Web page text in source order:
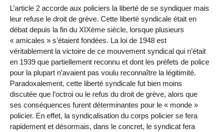
L’article 2 accorde aux policiers la liberté de se syndiquer mais
leur refuse le droit de grève. Cette liberté syndicale était en
débat depuis la fin du XIXème siècle, lorsque plusieurs
« amicales » s’étaient fondées. La loi de 1948 est
véritablement la victoire de ce mouvement syndical qui n’était
en 1939 que partiellement reconnu et dont les préfets de police
pour la plupart n’avaient pas voulu reconnaître la légitimité.
Paradoxalement, cette liberté syndicale fut bien moins
discutée que l’octroi ou le refus du droit de grève, alors que
ses conséquences furent déterminantes pour le « monde »
policier. En effet, la syndicalisation du corps policier se fera
rapidement et désormais, dans le concret, le syndicat fera